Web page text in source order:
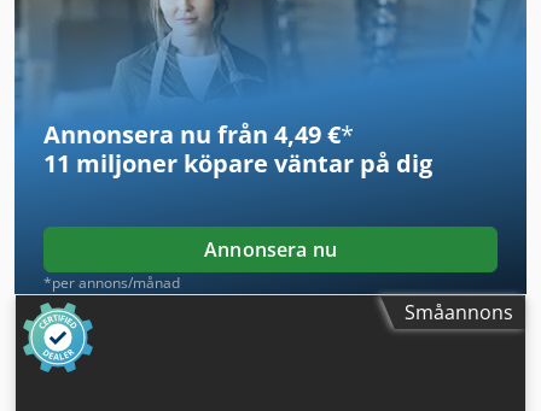
ett stort urval av begagnade fordon i lager. Mer från vårt
utbud hittar du på Icke-bindande erbjudande, försäljning
endast till företag, med reservation för fel och
mellanförsäljning Reklamer och företagslogotyper på
Adev S Nrhjqerf
Annonsera nu från 4,49 €*
11 miljoner köpare väntar på dig
Annonsera nu
*per annons/månad
Småannons